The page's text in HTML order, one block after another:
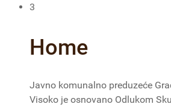
3
Home
Javno komunalno preduzeće
Visoko je osnovano Odlukom